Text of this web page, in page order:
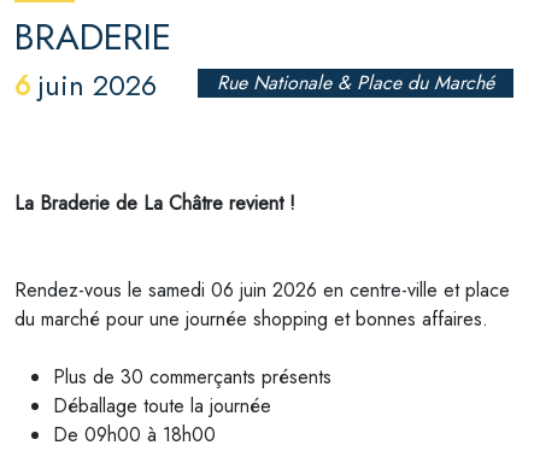
BRADERIE
6 juin 2026 Rue Nationale & Place du Marché
La Braderie de La Châtre revient !
Rendez-vous le samedi 06 juin 2026 en centre-ville et place
du marché pour une journée shopping et bonnes affaires.
Plus de 30 commerçants présents
Déballage toute la journée
De 09h00 à 18h00